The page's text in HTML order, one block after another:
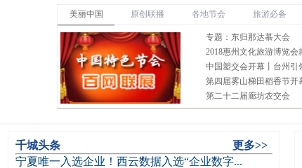
品牌房企
千城头条
更多>>
宁夏唯一入选企业！西云数据入选“企业数字...